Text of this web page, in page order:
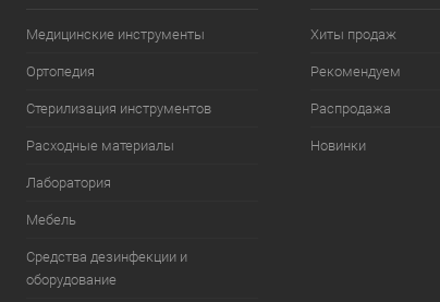
Медицинские инструменты
Ортопедия
Стерилизация инструментов
Расходные материалы
Лаборатория
Мебель
Средства дезинфекции и
оборудование
Хиты продаж
Рекомендуем
Распродажа
Новинки